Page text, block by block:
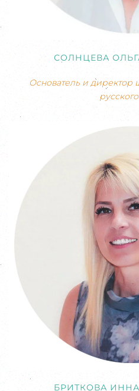
СОЛНЦЕВА
Основатель и директор
БРИТКОВА